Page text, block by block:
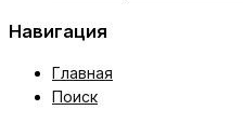
Навигация
Главная
Поиск